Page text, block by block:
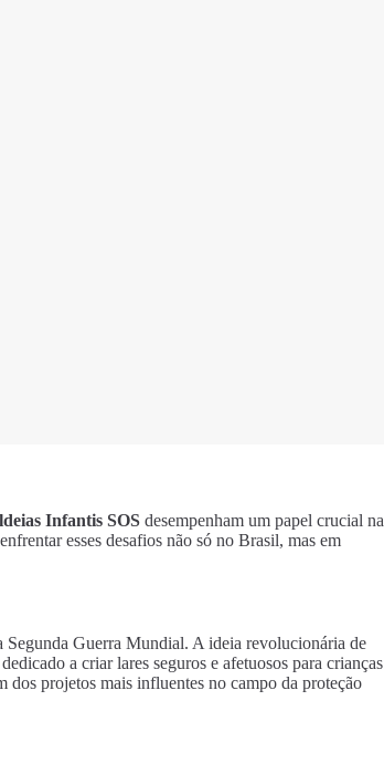
Infantis SOS desempenham um papel crucial na
esses desafios não só no Brasil, mas em
Segunda Guerra Mundial. A ideia revolucionária de
a criar lares seguros e afetuosos para crianças
dos projetos mais influentes no campo da proteção